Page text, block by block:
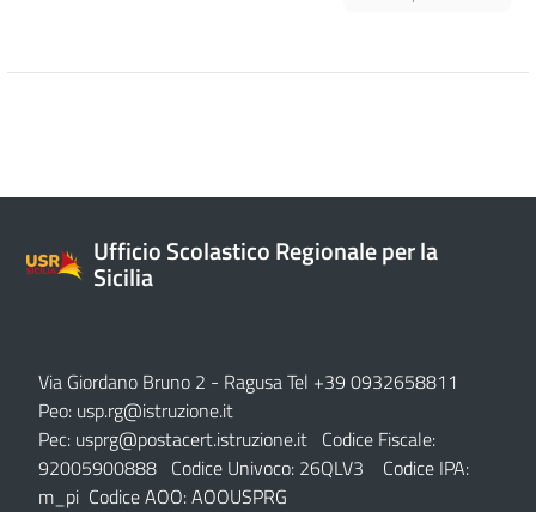
Ufficio Scolastico Regionale per la
Sicilia
Via Giordano Bruno 2 - Ragusa Tel +39 0932658811
Peo: usp.rg@istruzione.it
Pec: usprg@postacert.istruzione.it Codice Fiscale:
92005900888 Codice Univoco: 26QLV3 Codice IPA:
m_pi Codice AOO: AOOUSPRG